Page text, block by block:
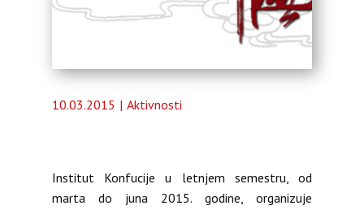
10.03.2015 Aktivnosti
Institut Konfucije u letnjem semestru, od
marta do juna 2015. godine, organizuje